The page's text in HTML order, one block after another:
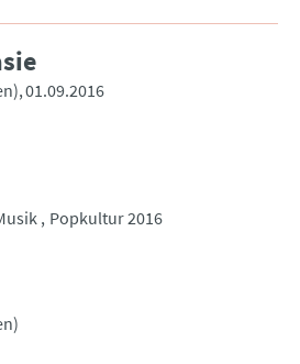
01.09.2016
Popkultur 2016